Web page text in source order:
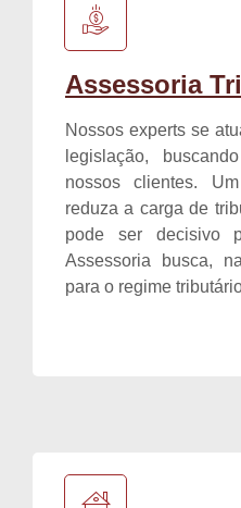
Assessoria
Nossos experts se
legislação,
nossos clientes.
reduza a carga de
pode ser decisivo
Assessoria busca,
para o regime